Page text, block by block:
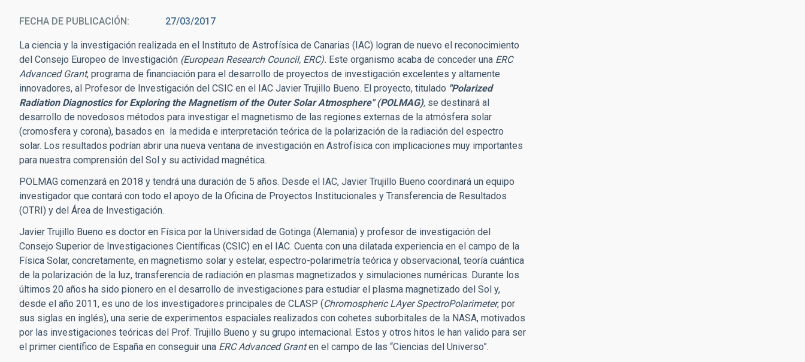
FECHA DE PUBLICACIÓN 27/03/2017
La ciencia y la investigación realizada en el Instituto de Astrofísica de Canarias (IAC) logran de nuevo el reconocimiento
del Consejo Europeo de Investigación (European Research Council, ERC). Este organismo acaba de conceder una ERC
Advanced Grant, programa de financiación para el desarrollo de proyectos de investigación excelentes y altamente
innovadores, al Profesor de Investigación del CSIC en el IAC Javier Trujillo Bueno. El proyecto, titulado "Polarized
Radiation Diagnostics for Exploring the Magnetism of the Outer Solar Atmosphere" (POLMAG), se destinará al
desarrollo de novedosos métodos para investigar el magnetismo de las regiones externas de la atmósfera solar
(cromosfera y corona), basados en la medida e interpretación teórica de la polarización de la radiación del espectro
solar. Los resultados podrían abrir una nueva ventana de investigación en Astrofísica con implicaciones muy importantes
para nuestra comprensión del Sol y su actividad magnética.
POLMAG comenzará en 2018 y tendrá una duración de 5 años. Desde el IAC, Javier Trujillo Bueno coordinará un equipo
investigador que contará con todo el apoyo de la Oficina de Proyectos Institucionales y Transferencia de Resultados
(OTRI) y del Área de Investigación.
Javier Trujillo Bueno es doctor en Física por la Universidad de Gotinga (Alemania) y profesor de investigación del
Consejo Superior de Investigaciones Científicas (CSIC) en el IAC. Cuenta con una dilatada experiencia en el campo de la
Física Solar, concretamente, en magnetismo solar y estelar, espectro-polarimetría teórica y observacional, teoría cuántica
de la polarización de la luz, transferencia de radiación en plasmas magnetizados y simulaciones numéricas. Durante los
últimos 20 años ha sido pionero en el desarrollo de investigaciones para estudiar el plasma magnetizado del Sol y,
desde el año 2011, es uno de los investigadores principales de CLASP (Chromospheric LAyer SpectroPolarimeter, por
sus siglas en inglés), una serie de experimentos espaciales realizados con cohetes suborbitales de la NASA, motivados
por las investigaciones teóricas del Prof. Trujillo Bueno y su grupo internacional. Estos y otros hitos le han valido para ser
el primer científico de España en conseguir una ERC Advanced Granten el campo de las “Ciencias del Universo”.